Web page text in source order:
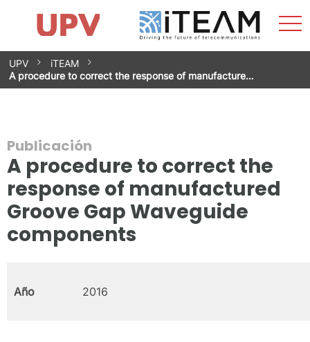
Saltar
contenido
Impacto
Grupos de investigación
Instalaciones
Spin-offs
Contacto
Prácticas
Noticias
Unidad de Igualdad
UPV
iTEAM
A procedure to correct the response of manufacture…
Publicación
A procedure to correct the
response of manufactured
Groove Gap Waveguide
components
Año 2016